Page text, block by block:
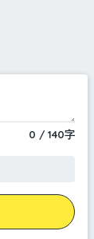
0 / 140字